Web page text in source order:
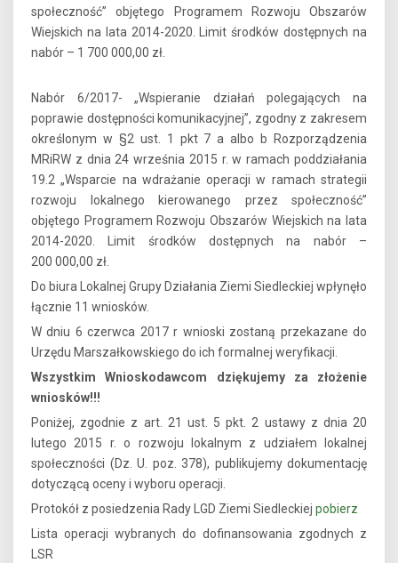
społeczność” objętego Programem Rozwoju Obszarów
Wiejskich na lata 2014-2020. Limit środków dostępnych na
nabór – 1 700 000,00 zł.
Nabór 6/2017- „Wspieranie działań polegających na
poprawie dostępności komunikacyjnej”, zgodny z zakresem
określonym w §2 ust. 1 pkt 7 a albo b Rozporządzenia
MRiRW z dnia 24 września 2015 r. w ramach poddziałania
19.2 „Wsparcie na wdrażanie operacji w ramach strategii
rozwoju lokalnego kierowanego przez społeczność”
objętego Programem Rozwoju Obszarów Wiejskich na lata
2014-2020. Limit środków dostępnych na nabór –
200 000,00 zł.
Do biura Lokalnej Grupy Działania Ziemi Siedleckiej wpłynęło
łącznie 11 wniosków.
W dniu 6 czerwca 2017 r wnioski zostaną przekazane do
Urzędu Marszałkowskiego do ich formalnej weryfikacji.
Wszystkim Wnioskodawcom dziękujemy za złożenie
wniosków!!!
Poniżej, zgodnie z art. 21 ust. 5 pkt. 2 ustawy z dnia 20
lutego 2015 r. o rozwoju lokalnym z udziałem lokalnej
społeczności (Dz. U. poz. 378), publikujemy dokumentację
dotyczącą oceny i wyboru operacji.
Protokół z posiedzenia Rady LGD Ziemi Siedleckiej pobierz
Lista operacji wybranych do dofinansowania zgodnych z
LSR